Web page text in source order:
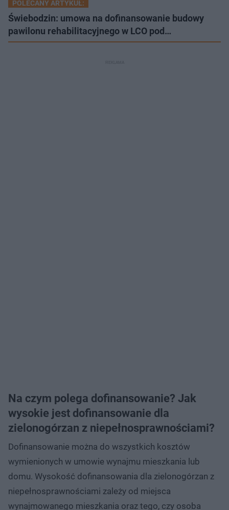
POLECANY ARTYKUŁ:
Świebodzin: umowa na dofinansowanie budowy
pawilonu rehabilitacyjnego w LCO pod…
Na czym polega dofinansowanie? Jak
wysokie jest dofinansowanie dla
zielonogórzan z niepełnosprawnościami?
Dofinansowanie można do wszystkich kosztów
wymienionych w umowie wynajmu mieszkania lub
domu. Wysokość dofinansowania dla zielonogórzan z
niepełnosprawnościami zależy od miejsca
wynajmowanego mieszkania oraz tego, czy osoba